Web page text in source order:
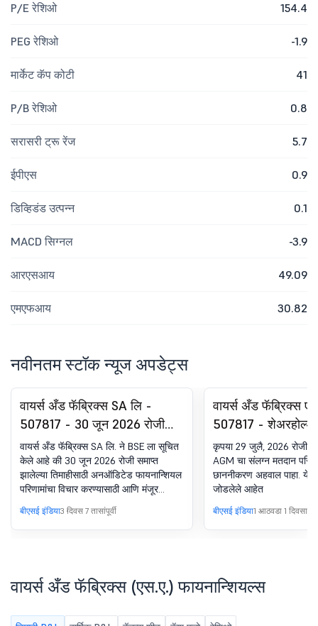
P/E रेशिओ 154.4
PEG रेशिओ -1.9
मार्केट कॅप कोटी 41
P/B रेशिओ 0.8
सरासरी ट्रू रेंज 5.7
ईपीएस 0.9
डिव्हिडंड उत्पन्न 0.1
MACD सिग्नल -3.9
आरएसआय 49.09
एमएफआय 30.82
नवीनतम स्टॉक न्यूज अपडेट्स
वायर्स अँड फॅब्रिक्स SA लि -
507817 - 30 जून 2026 रोजी
समाप्त झालेल्या तिमाहीसाठी
अनऑडिटेड फायनान्शियल
परिणामांसाठी बोर्ड मीटिंग सूचना.
वायर्स अँड फॅब्रिक्स SA लि. ने BSE ला सूचित
केले आहे की 30 जून 2026 रोजी समाप्त
झालेल्या तिमाहीसाठी अनऑडिटेड फायनान्शियल
परिणामांचा विचार करण्यासाठी आणि मंजूर
करण्यासाठी कंपनीच्या संचालक मंडळाची बैठक
11/08/2026 रोजी नियोजित आहे.
बीएसई इंडिया3 दिवस 7 तासांपूर्वी
वायर्स अँड फॅब्रिक्स
507817 -
पोस्टल बॅलट-
रिपोर्ट
कृपया 29 जुलै, 2026 रोजी
AGM चा संलग्न मतदान
छाननीकरण अहवाल पाहा.
जोडलेले आहेत
बीएसई इंडिया1 आठवडा 1 दिवसापूर्वी
वायर्स अँड फॅब्रिक्स (एस.ए.) फायनान्शियल्स